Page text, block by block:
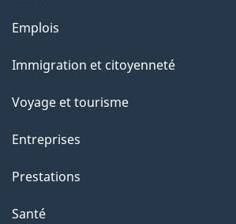
l
a
p
a
g
e
Thèmes
sujets
Emplois
Immigration et citoyenneté
Voyage et tourisme
Entreprises
Prestations
Santé